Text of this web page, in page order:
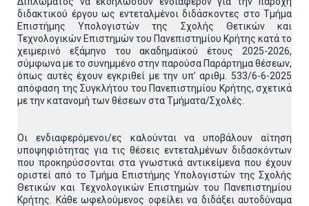
διδακτικού έργου ως εντεταλμένοι διδάσκοντες στο Τμήμα
Επιστήμης Υπολογιστών της Σχολής Θετικών και
Τεχνολογικών Επιστημών του Πανεπιστημίου Κρήτης κατά το
χειμερινό εξάμηνο του ακαδημαϊκού έτους 2025-2026,
σύμφωνα με το συνημμένο στην παρούσα Παράρτημα θέσεων,
όπως αυτές έχουν εγκριθεί με την υπ’ αριθμ. 533/6-6-2025
απόφαση της Συγκλήτου του Πανεπιστημίου Κρήτης, σχετικά
με την κατανομή των θέσεων στα Τμήματα/Σχολές.
Οι ενδιαφερόμενοι/ες καλούνται να υποβάλουν αίτηση
υποψηφιότητας για τις θέσεις εντεταλμένων διδασκόντων
που προκηρύσσονται στα γνωστικά αντικείμενα που έχουν
οριστεί από το Τμήμα Επιστήμης Υπολογιστών της Σχολής
Θετικών και Τεχνολογικών Επιστημών του Πανεπιστημίου
Κρήτης. Κάθε ωφελούμενος οφείλει να διδάξει αυτοδύναμα